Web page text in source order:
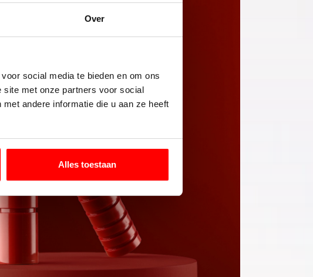
Over
social media te bieden en om ons
site met onze partners voor social
andere informatie die u aan ze heeft
Alles toestaan